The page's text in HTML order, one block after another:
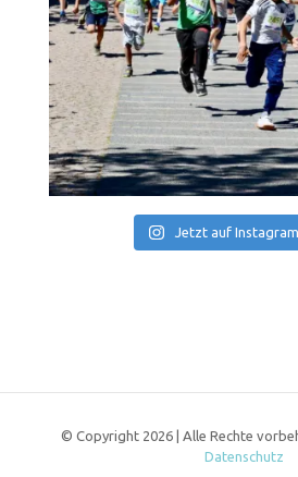
Jetzt auf
© Copyright 2026 | Alle Rechte
Datenschutz